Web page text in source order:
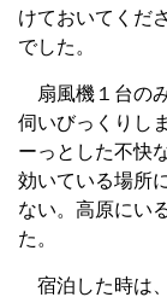
けておいてくだ
でした。
扇風機１台の
伺いびっくりし
ーっとした不快
効いている場所
ない。高原にい
た。
宿泊した時は